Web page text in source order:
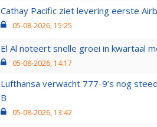
Cathay Pacific ziet levering eerste
05-08-2026, 15:25
El Al noteert snelle groei in kwartaal
05-08-2026, 14:17
Lufthansa verwacht 777-9’s nog
B
05-08-2026, 13:42